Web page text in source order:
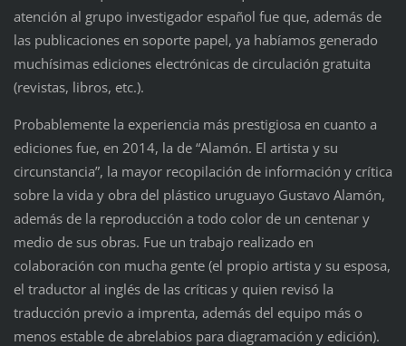
atención al grupo investigador español fue que, además de
las publicaciones en soporte papel, ya habíamos generado
muchísimas ediciones electrónicas de circulación gratuita
(revistas, libros, etc.).
Probablemente la experiencia más prestigiosa en cuanto a
ediciones fue, en 2014, la de “Alamón. El artista y su
circunstancia”, la mayor recopilación de información y crítica
sobre la vida y obra del plástico uruguayo Gustavo Alamón,
además de la reproducción a todo color de un centenar y
medio de sus obras. Fue un trabajo realizado en
colaboración con mucha gente (el propio artista y su esposa,
el traductor al inglés de las críticas y quien revisó la
traducción previo a imprenta, además del equipo más o
menos estable de abrelabios para diagramación y edición).